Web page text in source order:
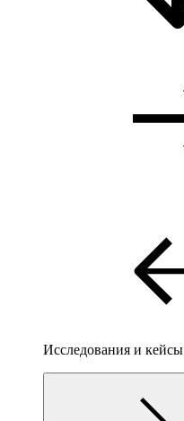
Исследования и кейсы